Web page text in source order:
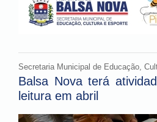
Secretaria Municipal de Educação,
Balsa Nova terá
leitura em abril